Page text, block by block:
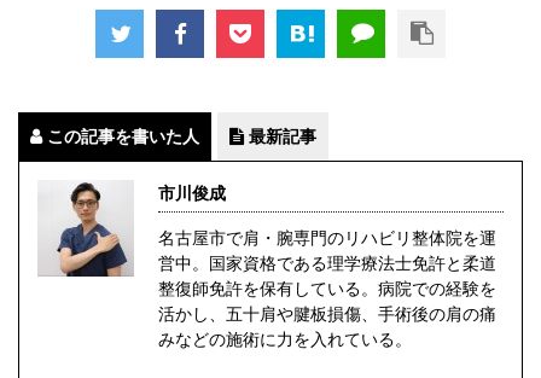
この記事を書いた人 最新記事
市川俊成
名古屋市で肩・腕専門のリハビリ整体院を運
営中。国家資格である理学療法士免許と柔道
整復師免許を保有している。病院での経験を
活かし、五十肩や腱板損傷、手術後の肩の痛
みなどの施術に力を入れている。